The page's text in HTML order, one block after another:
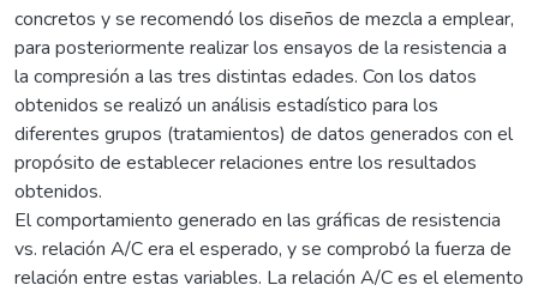
concretos y se recomendó los diseños de mezcla a emplear,
para posteriormente realizar los ensayos de la resistencia a
la compresión a las tres distintas edades. Con los datos
obtenidos se realizó un análisis estadístico para los
diferentes grupos (tratamientos) de datos generados con el
propósito de establecer relaciones entre los resultados
obtenidos.
El comportamiento generado en las gráficas de resistencia
vs. relación A/C era el esperado, y se comprobó la fuerza de
relación entre estas variables. La relación A/C es el elemento